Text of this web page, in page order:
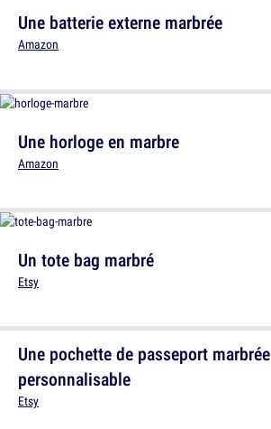
Une batterie externe marbrée
Amazon
Une horloge en marbre
Amazon
Une pochette de passeport marbrée
personnalisable
Etsy
Un tote bag marbré
Etsy